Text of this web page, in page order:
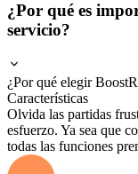
¿Por qué es
servicio?
¿Por qué elegir
Características
Olvida las partidas
esfuerzo. Ya sea que
todas las funciones